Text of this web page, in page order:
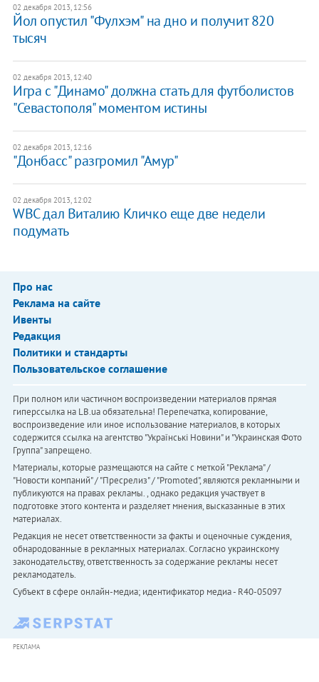
02 декабря 2013, 12:56
Йол опустил "Фулхэм" на дно и получит 820
тысяч
02 декабря 2013, 12:40
Игра с "Динамо" должна стать для футболистов
"Севастополя" моментом истины
02 декабря 2013, 12:16
"Донбасс" разгромил "Амур"
02 декабря 2013, 12:02
WBC дал Виталию Кличко еще две недели
подумать
Про нас
Реклама на сайте
Ивенты
Редакция
Политики и стандарты
Пользовательское соглашение
При полном или частичном воспроизведении материалов прямая
гиперссылка на LB.ua обязательна! Перепечатка, копирование,
воспроизведение или иное использование материалов, в которых
содержится ссылка на агентство "Українськi Новини" и "Украинская Фото
Группа" запрещено.
Материалы, которые размещаются на сайте с меткой "Реклама" /
"Новости компаний" / "Пресрелиз" / "Promoted", являются рекламными и
публикуются на правах рекламы. , однако редакция участвует в
подготовке этого контента и разделяет мнения, высказанные в этих
материалах.
Редакция не несет ответственности за факты и оценочные суждения,
обнародованные в рекламных материалах. Согласно украинскому
законодательству, ответственность за содержание рекламы несет
рекламодатель.
Субъект в сфере онлайн-медиа; идентификатор медиа - R40-05097
РЕКЛАМА